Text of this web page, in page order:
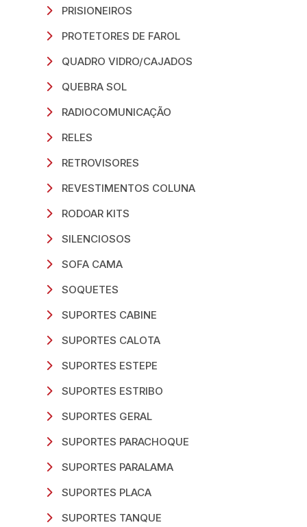
PRISIONEIROS
PROTETORES DE FAROL
QUADRO VIDRO/CAJADOS
QUEBRA SOL
RADIOCOMUNICAÇÃO
RELES
RETROVISORES
REVESTIMENTOS COLUNA
RODOAR KITS
SILENCIOSOS
SOFA CAMA
SOQUETES
SUPORTES CABINE
SUPORTES CALOTA
SUPORTES ESTEPE
SUPORTES ESTRIBO
SUPORTES GERAL
SUPORTES PARACHOQUE
SUPORTES PARALAMA
SUPORTES PLACA
SUPORTES TANQUE